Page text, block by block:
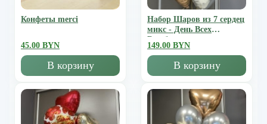
Конфеты merci
45.00 BYN
В корзину
Набор Шаров из 7 сердец
микс - День Всех
Влюбленных
149.00 BYN
В корзину